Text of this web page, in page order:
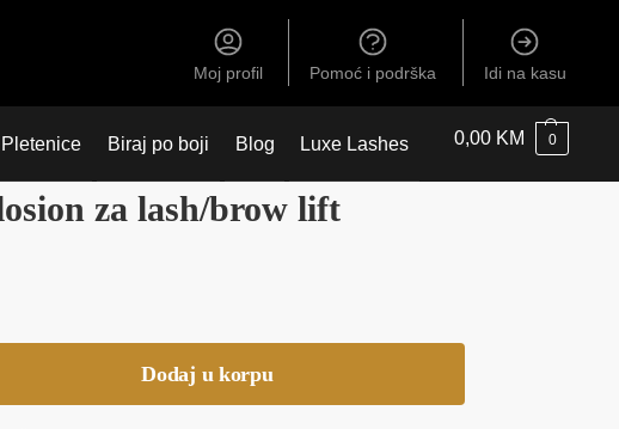
Moj profil Pomoć i podrška Idi na kasu
Pletenice Biraj po boji Blog Luxe Lashes 0,00 KM 0
za lash/brow lift
Dodaj u korpu